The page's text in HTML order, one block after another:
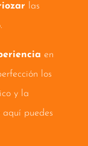
las
en
los
y la
puedes